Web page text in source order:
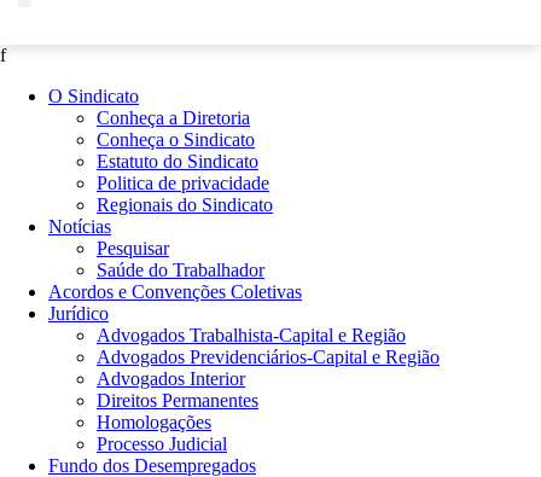
f
O Sindicato
Conheça a Diretoria
Conheça o Sindicato
Estatuto do Sindicato
Politica de privacidade
Regionais do Sindicato
Notícias
Pesquisar
Saúde do Trabalhador
Acordos e Convenções Coletivas
Jurídico
Advogados Trabalhista-Capital e Região
Advogados Previdenciários-Capital e Região
Advogados Interior
Direitos Permanentes
Homologações
Processo Judicial
Fundo dos Desempregados